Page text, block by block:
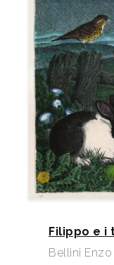
Filippo e i
Bellini